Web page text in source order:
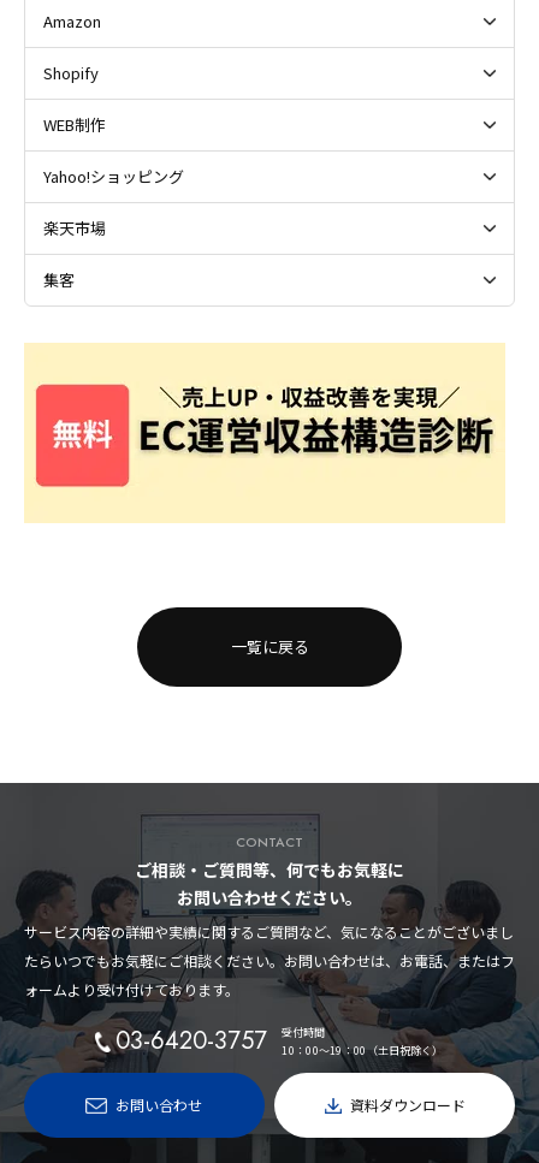
Amazon
Shopify
WEB制作
Yahoo!ショッピング
楽天市場
集客
一覧に戻る
CONTACT
ご相談・ご質問等、何でもお気軽に
お問い合わせください。
サービス内容の詳細や実績に関するご質問など、気になることがございまし
たらいつでもお気軽にご相談ください。お問い合わせは、お電話、またはフ
ォームより受け付けております。
03-6420-3757
受付時間
10：00〜19：00（土日祝除く）
お問い合わせ 資料ダウンロード